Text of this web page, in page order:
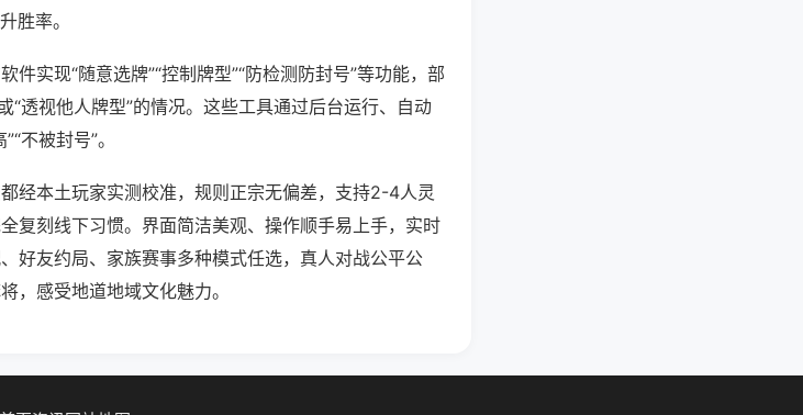
胜率。
实现“随意选牌”“控制牌型”“防检测防封号”等功能，部
“透视他人牌型”的情况。这些工具通过后台运行、自动
不被封号”。
经本土玩家实测校准，规则正宗无偏差，支持2-4人灵
复刻线下习惯。界面简洁美观、操作顺手易上手，实时
好友约局、家族赛事多种模式任选，真人对战公平公
，感受地道地域文化魅力。